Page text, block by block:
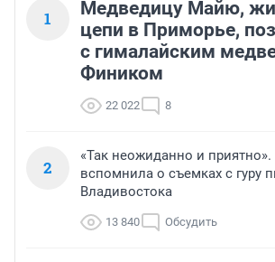
1
Медведицу Майю,
цепи в Приморье,
с гималайским
Фиником
22 022 8
2
«Так неожиданно и
вспомнила о съемках с гуру
Владивостока
13 840 Обсудить